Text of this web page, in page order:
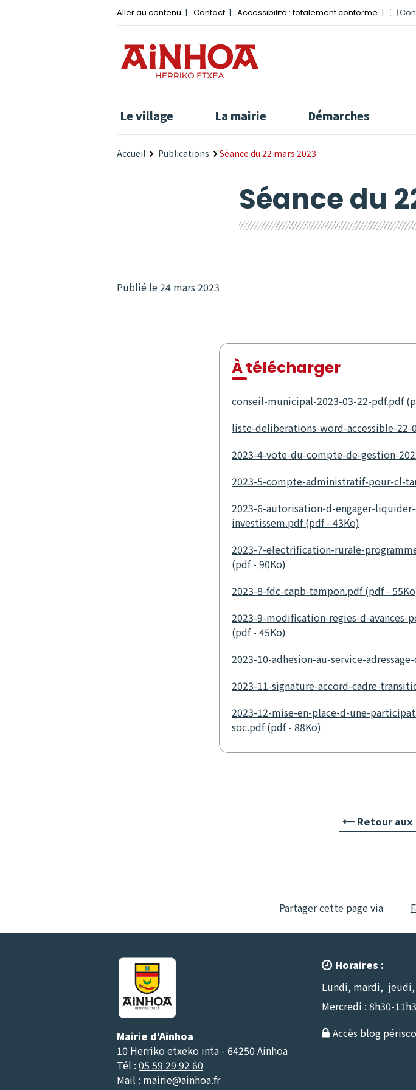
Aller au contenu Contact Accessibilité : totalement conforme
Le village La mairie Démarches
Accueil Publications Séance du 22 mars 2023
Séance du
Publié le 24 mars 2023
À télécharger
conseil-municipal-2023-03-22-pdf.pdf
liste-deliberations-word-accessible-22-
2023-4-vote-du-compte-de-gestion-
2023-5-compte-administratif-pour-cl-
2023-6-autorisation-d-engager-
investissem.pdf (pdf - 43Ko)
2023-7-electrification-rurale-
(pdf - 90Ko)
2023-8-fdc-capb-tampon.pdf (pdf -
2023-9-modification-regies-d-avances-
(pdf - 45Ko)
2023-10-adhesion-au-service-
2023-11-signature-accord-cadre-
2023-12-mise-en-place-d-une-
soc.pdf (pdf - 88Ko)
Retour
Partager cette page via
Mairie d'Ainhoa
10 Herriko etxeko inta - 64250 Ainhoa
Tél : 05 59 29 92 60
Mail : mairie@ainhoa.fr
 Horaires :
Lundi, mardi, jeudi,
Mercredi : 8h30-
 Accès blog